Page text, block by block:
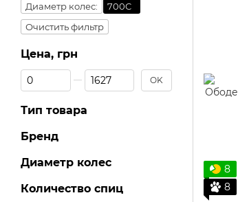
8
8
Диаметр колес:
700C
Очистить фильтр
Цена, грн
От Цена, грн
До Цена, грн OK
Тип товара
Бренд
Диаметр колес
Количество спиц